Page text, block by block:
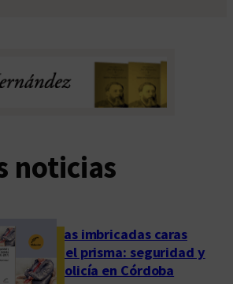
noticias
Las imbricadas caras
del prisma: seguridad y
policía en Córdoba